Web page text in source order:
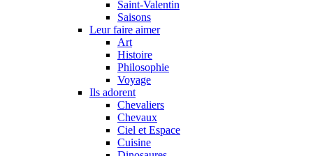
Saint-Valentin
Saisons
Leur faire aimer
Art
Histoire
Philosophie
Voyage
Ils adorent
Chevaliers
Chevaux
Ciel et Espace
Cuisine